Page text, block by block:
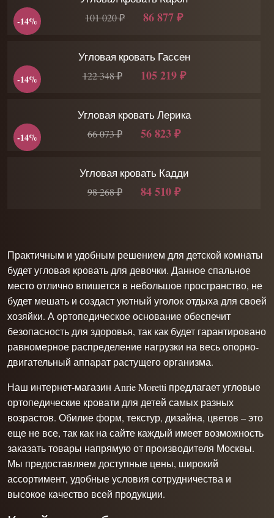
101 020 ₽ 86 877 ₽
-14%
Угловая кровать Гассен
122 348 ₽ 105 219 ₽
-14%
Угловая кровать Лерика
66 073 ₽ 56 823 ₽
-14%
Угловая кровать Кадди
98 268 ₽ 84 510 ₽
Практичным и удобным решением для детской комнаты
будет угловая кровать для девочки. Данное спальное
место отлично впишется в небольшое пространство, не
будет мешать и создаст уютный уголок отдыха для своей
хозяйки. А ортопедическое основание обеспечит
безопасность для здоровья, так как будет гарантировано
равномерное распределение нагрузки на весь опорно-
двигательный аппарат растущего организма.
Наш интернет-магазин Anrie Moretti предлагаетугловые
ортопедические кровати для детей самых разных
возрастов. Обилие форм, текстур, дизайна, цветов – это
еще не все, так как на сайте каждый имеет возможность
заказать товары напрямую от производителя Москвы.
Мы предоставляем доступные цены, широкий
ассортимент, удобные условия сотрудничества и
высокое качество всей продукции.